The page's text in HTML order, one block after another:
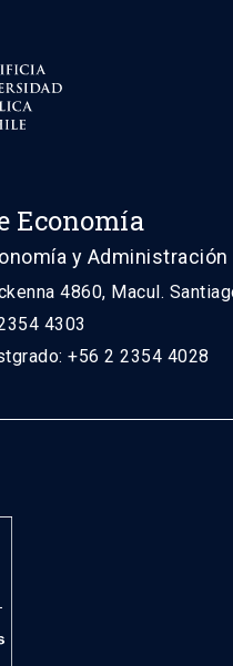
Economía
y Administración
4860, Macul.
4303
+56 2 2354 4028